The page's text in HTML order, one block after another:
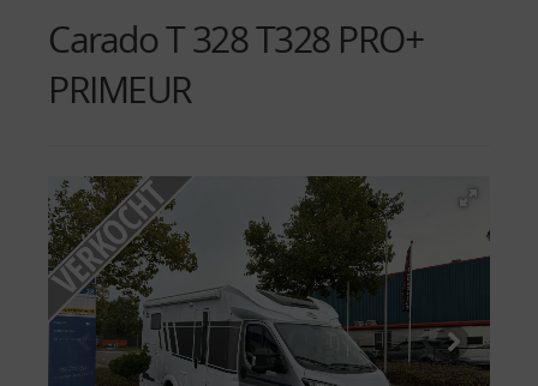
Carado T 328 T328 PRO+
PRIMEUR